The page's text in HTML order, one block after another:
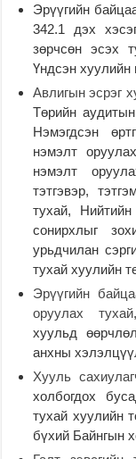
Эрүүгийн
342.1 дэх
зөрчсөн эсэх
Үндсэн хуулийн
Авлигын эсрэг
Төрийн
Нэмэгдсэн
нэмэлт
нэмэлт
тэтгэвэр,
тухай,
сонирхлыг
урьдчилан
тухай хуулийн
Эрүүгийн
оруулах тухай
хуульд
анхны
Хууль
холбогдох
тухай хуулийн
бүхий Байнгын